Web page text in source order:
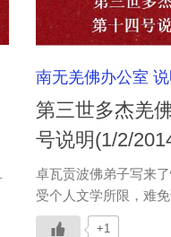
南无羌佛办公室 说
第三世多杰羌
号说明(1/2/
卓瓦贡波佛弟子写来
受个人文学所限，难
+1